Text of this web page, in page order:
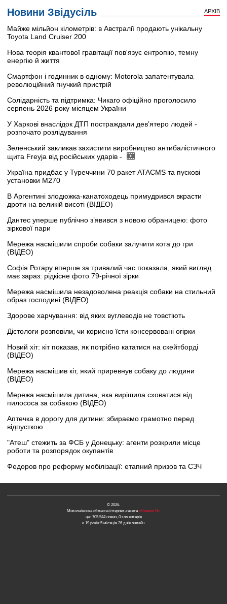
Новини Звідусіль АРХІВ
Майже мільйон кілометрів: в Австралії продають унікальну
Toyota Land Cruiser 200
Нова теорія квантової гравітації пов'язує ентропію, темну
енергію й життя
Смартфон і годинник в одному: Motorola запатентувала
революційний гнучкий пристрій
Солідарність та підтримка: Чикаго офіційно проголосило
серпень 2026 року місяцем України
У Харкові внаслідок ДТП постраждали дев’ятеро людей -
розпочато розлідування
Зеленський закликав захистити виробництво антибалістичного
щита Freyja від російських ударів -
Україна придбає у Туреччини 70 ракет ATACMS та пускові
установки M270
В Аргентині злодюжка-канатоходець примудрився вкрасти
дроти на великій висоті (ВІДЕО)
Дантес уперше публічно з’явився з новою обраницею: фото
зіркової пари
Мережа насмішили спроби собаки залучити кота до гри
(ВІДЕО)
Софія Ротару вперше за тривалий час показала, який вигляд
має зараз: рідкісне фото 79-річної зірки
Мережа насмішила незадоволена реакція собаки на стильний
образ господині (ВІДЕО)
Здорове харчування: від яких вуглеводів не товстіють
Дієтологи розповіли, чи корисно їсти консервовані огірки
Новий хіт: кіт показав, як потрібно кататися на скейтборді
(ВІДЕО)
Мережа насмішив кіт, який приревнув собаку до людини
(ВІДЕО)
Мережа насмішила дитина, яка вирішила сховатися від
пилососа за собакою (ВІДЕО)
Аптечка в дорогу для дитини: збираємо грамотно перед
відпусткою
"Атеш" стежить за ФСБ у Донецьку: агенти розкрили місце
роботи та розпорядок окупантів
Федоров про реформу мобілізації: етапний призов та СЗЧ
© 2026.
Миколаївська обласна інтернет-газета«Новини N»
це: 705,544 новин, 0 коментарів
и 19 років 5 місяців 26 днів онлайн.